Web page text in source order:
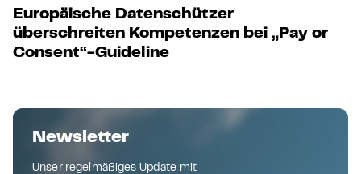
Europäische Datenschützer
überschreiten Kompetenzen bei „Pay or
Consent“-Guideline
Newsletter
Unser regelmäßiges Update mit